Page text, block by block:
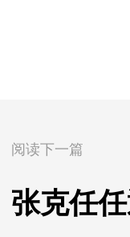
阅读下一篇
张克任